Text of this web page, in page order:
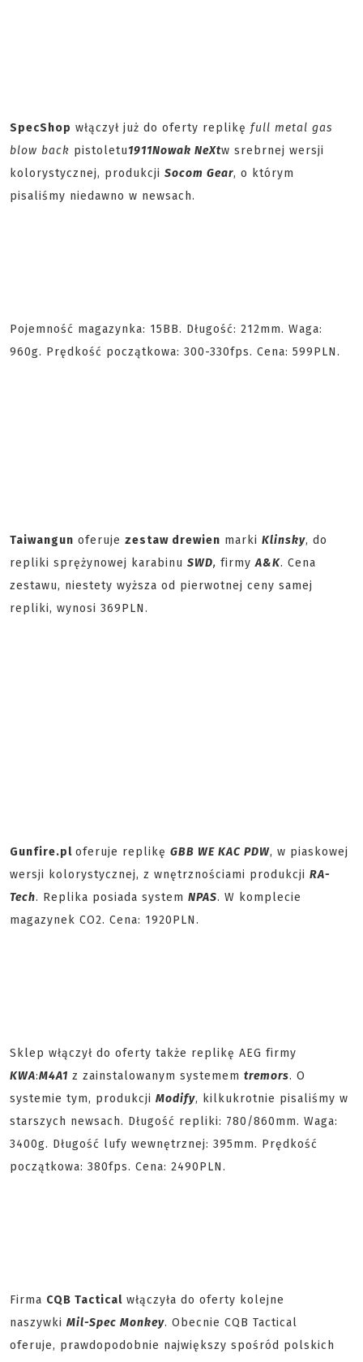
SpecShop włączył już do oferty replikę full metal gas
blow back pistoletu1911Nowak NeXtw srebrnej wersji
kolorystycznej, produkcji Socom Gear, o którym
pisaliśmy niedawno w newsach.
Pojemność magazynka: 15BB. Długość: 212mm. Waga:
960g. Prędkość początkowa: 300-330fps. Cena: 599PLN.
Taiwangun oferuje zestaw drewien marki Klinsky, do
repliki sprężynowej karabinu SWD, firmy A&K. Cena
zestawu, niestety wyższa od pierwotnej ceny samej
repliki, wynosi 369PLN.
Gunfire.pl oferuje replikę GBB WE KAC PDW, w piaskowej
wersji kolorystycznej, z wnętrznościami produkcji RA-
Tech. Replika posiada system NPAS. W komplecie
magazynek CO2. Cena: 1920PLN.
Sklep włączył do oferty także replikę AEG firmy
KWA:M4A1 z zainstalowanym systemem tremors. O
systemie tym, produkcji Modify, kilkukrotnie pisaliśmy w
starszych newsach. Długość repliki: 780/860mm. Waga:
3400g. Długość lufy wewnętrznej: 395mm. Prędkość
początkowa: 380fps. Cena: 2490PLN.
Firma CQB Tactical włączyła do oferty kolejne
naszywki Mil-Spec Monkey. Obecnie CQB Tactical
oferuje, prawdopodobnie największy spośród polskich